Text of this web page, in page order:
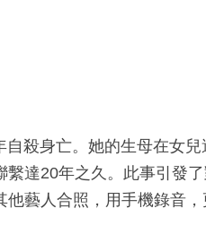
殺身亡。她的生母在女
達20年之久。此事引發
藝人合照，用手機錄音，